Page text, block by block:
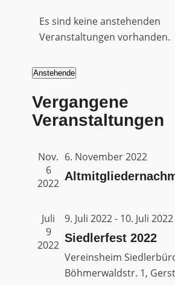
Es sind keine anstehenden
Veranstaltungen vorhanden.
Anstehende
wählen.
Vergangene
Veranstaltungen
Nov.
6
2022
6. November 2022
Juli
9
2022
9. Juli 2022- 10. Juli 2022
Siedlerfest 2022
Vereinsheim
Böhmerwaldstr. 1,